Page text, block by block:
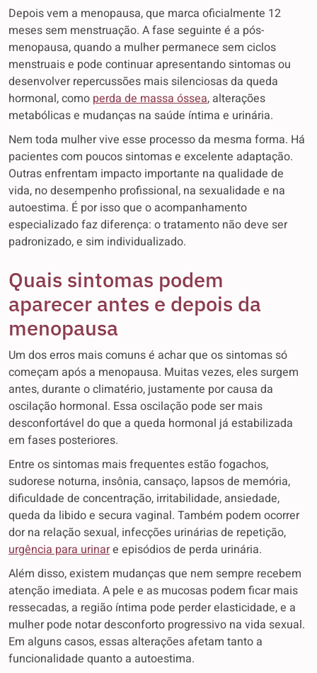
Depois vem a menopausa, que marca oficialmente 12
meses sem menstruação. A fase seguinte é a pós-
menopausa, quando a mulher permanece sem ciclos
menstruais e pode continuar apresentando sintomas ou
desenvolver repercussões mais silenciosas da queda
hormonal, como perda de massa óssea, alterações
metabólicas e mudanças na saúde íntima e urinária.
Nem toda mulher vive esse processo da mesma forma. Há
pacientes com poucos sintomas e excelente adaptação.
Outras enfrentam impacto importante na qualidade de
vida, no desempenho profissional, na sexualidade e na
autoestima. É por isso que o acompanhamento
especializado faz diferença: o tratamento não deve ser
padronizado, e sim individualizado.
Quais sintomas podem
aparecer antes e depois da
menopausa
Um dos erros mais comuns é achar que os sintomas só
começam após a menopausa. Muitas vezes, eles surgem
antes, durante o climatério, justamente por causa da
oscilação hormonal. Essa oscilação pode ser mais
desconfortável do que a queda hormonal já estabilizada
em fases posteriores.
Entre os sintomas mais frequentes estão fogachos,
sudorese noturna, insônia, cansaço, lapsos de memória,
dificuldade de concentração, irritabilidade, ansiedade,
queda da libido e secura vaginal. Também podem ocorrer
dor na relação sexual, infecções urinárias de repetição,
urgência para urinare episódios de perda urinária.
Além disso, existem mudanças que nem sempre recebem
atenção imediata. A pele e as mucosas podem ficar mais
ressecadas, a região íntima pode perder elasticidade, e a
mulher pode notar desconforto progressivo na vida sexual.
Em alguns casos, essas alterações afetam tanto a
funcionalidade quanto a autoestima.